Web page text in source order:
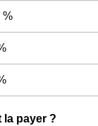
%
la payer ?